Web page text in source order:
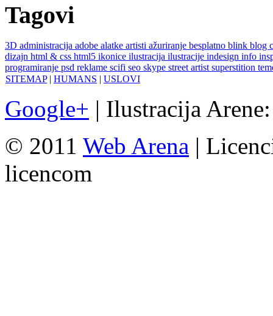
Tagovi
3D administracija adobe alatke artisti ažuriranje besplatno blink blog
dizajn html & css html5 ikonice ilustracija ilustracije indesign info
programiranje psd reklame scifi seo skype street artist superstition
SITEMAP| HUMANS | USLOVI
Google+ | Ilustracija
© 2011 Web Arena |
licencom